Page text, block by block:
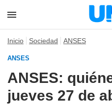
Inicio Sociedad ANSES
ANSES
ANSES:
jueves 27 de